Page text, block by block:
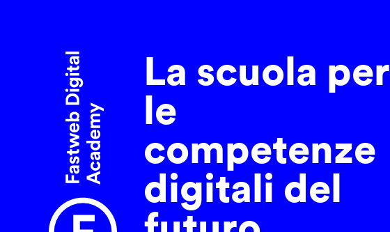
La scuola per
le
competenze
digitali del